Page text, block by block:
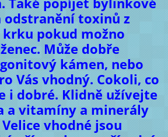
odstranění toxinů z
pokud možno
Může dobře
kámen, nebo
Vás vhodný. Cokoli, co
i dobré. Klidně užívejte
a vitamíny a minerály
vhodné jsou